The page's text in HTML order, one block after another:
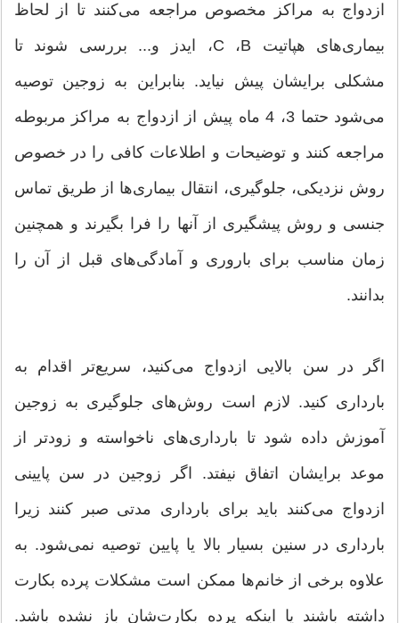
ازدواج به مراكز مخصوص مراجعه می‌كنند تا از لحاظ
بیماری‌های هپاتیت C ،B، ایدز و... بررسی شوند تا
مشكلی برایشان پیش نیاید. بنابراین به زوجین توصیه
می‌شود حتما 3، 4 ماه پیش از ازدواج به مراكز مربوطه
مراجعه كنند و توضیحات و اطلاعات كافی را در خصوص
روش نزدیكی، جلوگیری، انتقال بیماری‌ها از طریق تماس
جنسی و روش پیشگیری از آنها را فرا بگیرند و همچنین
زمان مناسب برای باروری و آمادگی‌های قبل از آن را
بدانند.
اگر در سن بالایی ازدواج می‌كنید، سریع‌تر اقدام به
بارداری كنید. لازم است روش‌های جلوگیری به زوجین
آموزش داده شود تا بارداری‌های ناخواسته و زودتر از
موعد برایشان اتفاق نیفتد. اگر زوجین در سن پایینی
ازدواج می‌كنند باید برای بارداری مدتی صبر كنند زیرا
بارداری در سنین بسیار بالا یا پایین توصیه نمی‌شود. به
علاوه برخی از خانم‌ها ممكن است مشكلات پرده بكارت
داشته باشند یا اینكه پرده بكارت‌شان باز نشده باشد.